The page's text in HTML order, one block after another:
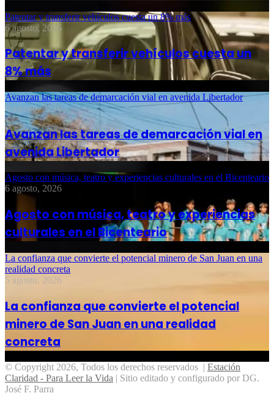
Patentar y transferir vehículos cuesta un 8% más
6 agosto, 2026
Patentar y transferir vehículos cuesta un
8% más
Avanzan las tareas de demarcación vial en avenida Libertador
6 agosto, 2026
Avanzan las tareas de demarcación vial en
avenida Libertador
Agosto con música, teatro y experiencias culturales en el Bicenteario
6 agosto, 2026
Agosto con música, teatro y experiencias
culturales en el Bicenteario
La confianza que convierte el potencial minero de San Juan en una
realidad concreta
5 agosto, 2026
La confianza que convierte el potencial
minero de San Juan en una realidad
concreta
© Copyright 2026, Todos los derechos reservados | Estación
Claridad - Para Leer la Vida | Sitio editado y configurado por DG.
José F. Parra